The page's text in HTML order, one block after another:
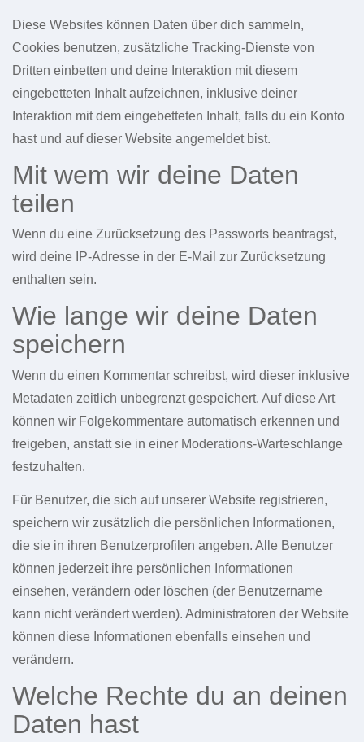
Diese Websites können Daten über dich sammeln,
Cookies benutzen, zusätzliche Tracking-Dienste von
Dritten einbetten und deine Interaktion mit diesem
eingebetteten Inhalt aufzeichnen, inklusive deiner
Interaktion mit dem eingebetteten Inhalt, falls du ein Konto
hast und auf dieser Website angemeldet bist.
Mit wem wir deine Daten
teilen
Wenn du eine Zurücksetzung des Passworts beantragst,
wird deine IP-Adresse in der E-Mail zur Zurücksetzung
enthalten sein.
Wie lange wir deine Daten
speichern
Wenn du einen Kommentar schreibst, wird dieser inklusive
Metadaten zeitlich unbegrenzt gespeichert. Auf diese Art
können wir Folgekommentare automatisch erkennen und
freigeben, anstatt sie in einer Moderations-Warteschlange
festzuhalten.
Für Benutzer, die sich auf unserer Website registrieren,
speichern wir zusätzlich die persönlichen Informationen,
die sie in ihren Benutzerprofilen angeben. Alle Benutzer
können jederzeit ihre persönlichen Informationen
einsehen, verändern oder löschen (der Benutzername
kann nicht verändert werden). Administratoren der Website
können diese Informationen ebenfalls einsehen und
verändern.
Welche Rechte du an deinen
Daten hast